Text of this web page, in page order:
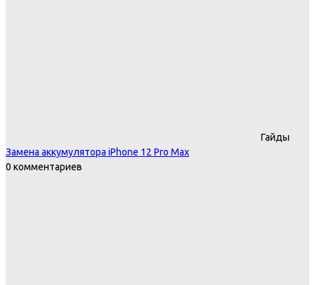
Гайды
Замена аккумулятора iPhone 12 Pro Max
0 комментариев